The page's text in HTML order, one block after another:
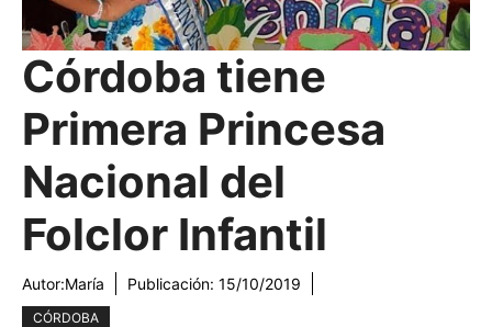
Córdoba tiene
Primera Princesa
Nacional del
Folclor Infantil
Autor:María Publicación: 15/10/2019
CÓRDOBA